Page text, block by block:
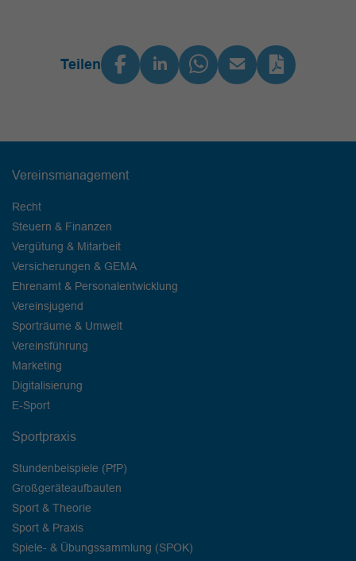
Teilen
Vereinsmanagement
Recht
Steuern & Finanzen
Vergütung & Mitarbeit
Versicherungen & GEMA
Ehrenamt & Personalentwicklung
Vereinsjugend
Sporträume & Umwelt
Vereinsführung
Marketing
Digitalisierung
E-Sport
Sportpraxis
Stundenbeispiele (PfP)
Großgeräteaufbauten
Sport & Theorie
Sport & Praxis
Spiele- & Übungssammlung (SPOK)